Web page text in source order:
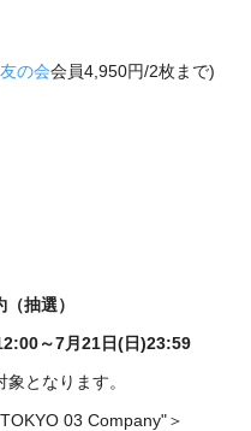
友の会会員4,950円/2枚まで)
抽選）
～7月21日(日)23:59
となります。
03 Company"＞